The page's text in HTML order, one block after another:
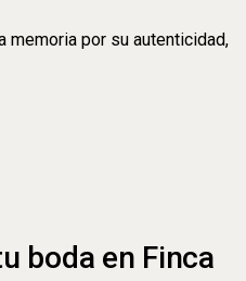
memoria por su autenticidad,
boda en Finca